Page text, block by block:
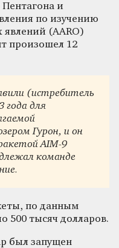
и
по изучению
(AARO)
произошел 12
(истребитель
года для
Гурон, и он
AIM-9
команде
по данным
500 тысяч долларов.
был запущен